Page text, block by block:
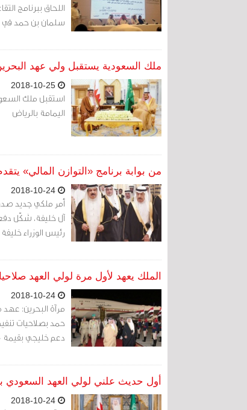
اللحاق ببرنامج
سلمان بن حمد في
ملك السعودية يستقبل ولي عهد
استقبل ملك
اليمامة بالرياض
من بوابة برنامج «التوازن المالي»
آل خليفة، شكّل
رئيس الوزراء
الملك يعهد لأول مرة لولي العهد
مرآة البحرين:
حمد بصلاحيات
دعم خليجي بقيمة 10 مليارات دولار.
أول حديث علني لولي العهد